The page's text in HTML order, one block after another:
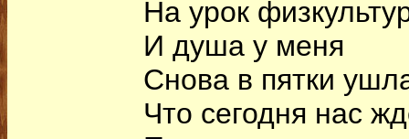
На урок
И душа у меня
Снова в пятки
Что сегодня нас